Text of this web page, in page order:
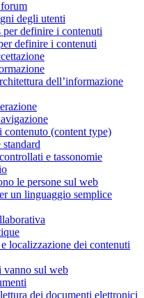
degli utenti
per definire i contenuti
definire i contenuti
dell’informazione
(content type)
e tassonomie
le persone sul web
un linguaggio semplice
localizzazione dei contenuti
vanno sul web
dei documenti elettronici